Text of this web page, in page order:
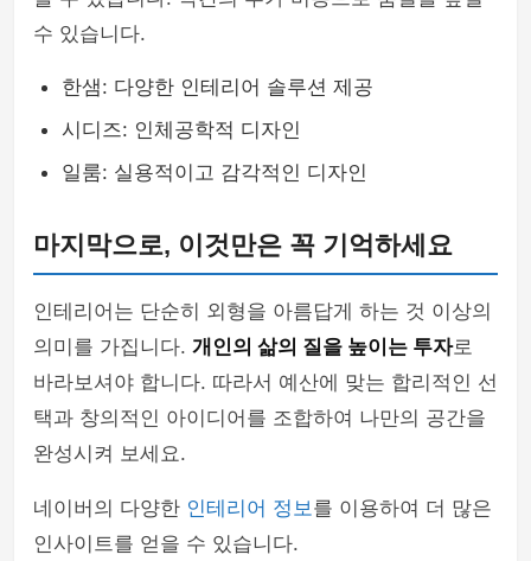
수 있습니다.
한샘: 다양한 인테리어 솔루션 제공
시디즈: 인체공학적 디자인
일룸: 실용적이고 감각적인 디자인
마지막으로, 이것만은 꼭 기억하세요
인테리어는 단순히 외형을 아름답게 하는 것 이상의
의미를 가집니다. 개인의 삶의 질을 높이는 투자로
바라보셔야 합니다. 따라서 예산에 맞는 합리적인 선
택과 창의적인 아이디어를 조합하여 나만의 공간을
완성시켜 보세요.
네이버의 다양한 인테리어 정보를 이용하여 더 많은
인사이트를 얻을 수 있습니다.